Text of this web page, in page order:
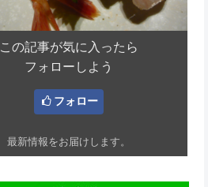
この記事が気に入ったら
フォローしよう
フォロー
最新情報をお届けします。